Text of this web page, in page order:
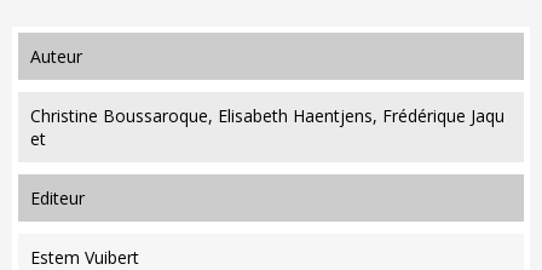
auteur
Christine Boussaroque, Elisabeth Haentjens, Frédérique Jaqu
et
editeur
Estem Vuibert